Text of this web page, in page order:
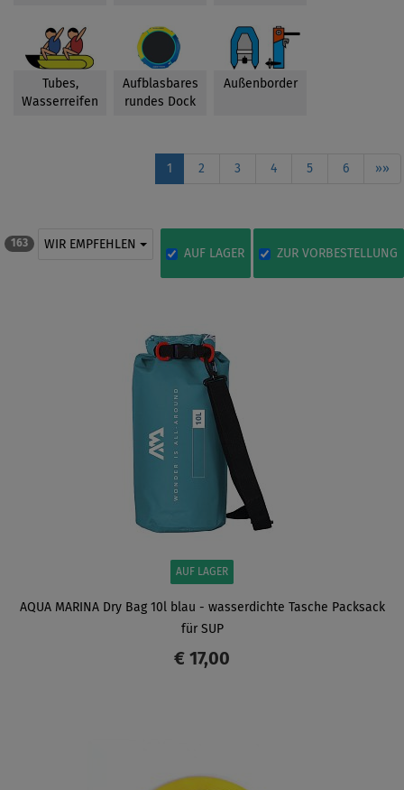
Tubes,
Wasserreifen
Aufblasbares
rundes Dock
Außenborder
1 2 3 4 5 6 »»
163 WIR EMPFEHLEN
AUF LAGER ZUR VORBESTELLUNG
AUF LAGER
AQUA MARINA Dry Bag 10l blau - wasserdichte Tasche Packsack
für SUP
€ 17,00